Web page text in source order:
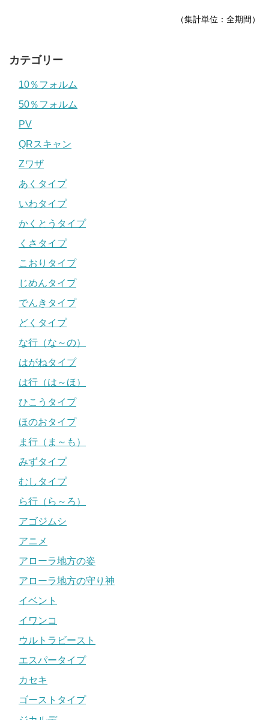
（集計単位：全期間）
カテゴリー
10％フォルム
50％フォルム
PV
QRスキャン
Zワザ
あくタイプ
いわタイプ
かくとうタイプ
くさタイプ
こおりタイプ
じめんタイプ
でんきタイプ
どくタイプ
な行（な～の）
はがねタイプ
は行（は～ほ）
ひこうタイプ
ほのおタイプ
ま行（ま～も）
みずタイプ
むしタイプ
ら行（ら～ろ）
アゴジムシ
アニメ
アローラ地方の姿
アローラ地方の守り神
イベント
イワンコ
ウルトラビースト
エスパータイプ
カセキ
ゴーストタイプ